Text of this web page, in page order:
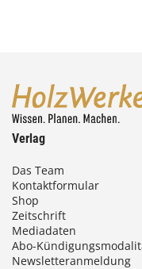
Verlag
Das Team
Kontaktformular
Shop
Zeitschrift
Mediadaten
Abo-
Newsletteranmeldung